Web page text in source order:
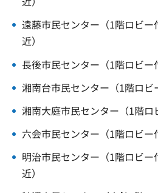
遠藤市民センター（1階ロビ
近）
長後市民センター（1階ロビー
湘南台市民センター（1階ロビ
湘南大庭市民センター（1階ロ
六会市民センター（1階ロビー
明治市民センター（1階ロビ
近）